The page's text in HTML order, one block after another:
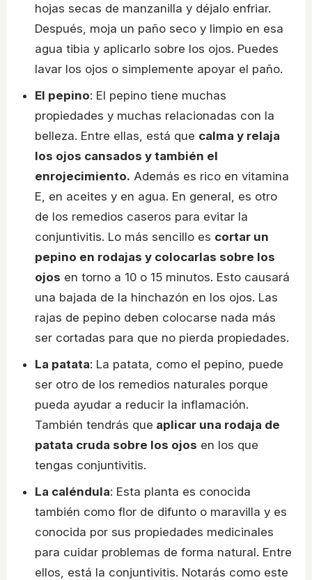
hojas secas de manzanilla y déjalo enfriar.
Después, moja un paño seco y limpio en esa
agua tibia y aplicarlo sobre los ojos. Puedes
lavar los ojos o simplemente apoyar el paño.
El pepino: El pepino tiene muchas
propiedades y muchas relacionadas con la
belleza. Entre ellas, está que calma y relaja
los ojos cansados y también el
enrojecimiento. Además es rico en vitamina
E, en aceites y en agua. En general, es otro
de los remedios caseros para evitar la
conjuntivitis. Lo más sencillo es cortar un
pepino en rodajas y colocarlas sobre los
ojos en torno a 10 o 15 minutos. Esto causará
una bajada de la hinchazón en los ojos. Las
rajas de pepino deben colocarse nada más
ser cortadas para que no pierda propiedades.
La patata: La patata, como el pepino, puede
ser otro de los remedios naturales porque
pueda ayudar a reducir la inflamación.
También tendrás que aplicar una rodaja de
patata cruda sobre los ojos en los que
tengas conjuntivitis.
La caléndula: Esta planta es conocida
también como flor de difunto o maravilla y es
conocida por sus propiedades medicinales
para cuidar problemas de forma natural. Entre
ellos, está la conjuntivitis. Notarás como este